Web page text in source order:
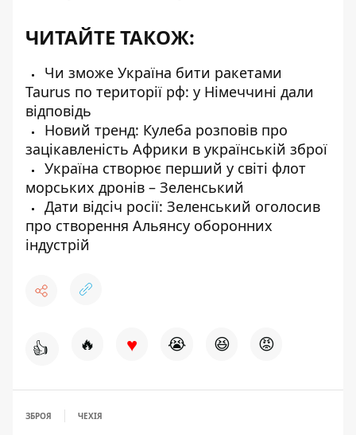
ЧИТАЙТЕ ТАКОЖ:
Чи зможе Україна бити ракетами
Taurus по території рф: у Німеччині дали
відповідь
Новий тренд: Кулеба розповів про
зацікавленість Африки в українській зброї
Україна створює перший у світі флот
морських дронів – Зеленський
Дати відсіч росії: Зеленський оголосив
про створення Альянсу оборонних
індустрій
👍 🔥 ♥ 😭 😆 😡
ЗБРОЯ ЧЕХІЯ